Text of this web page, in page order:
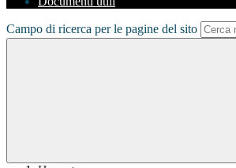
Campo di ricerca per le pagine del sito